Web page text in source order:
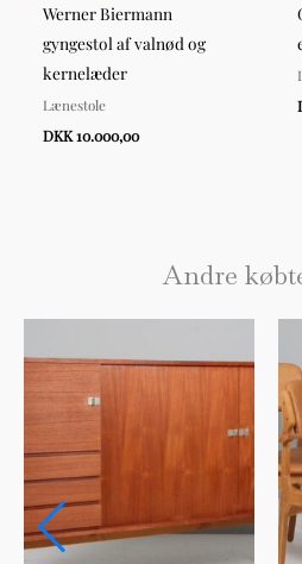
Werner Biermann
gyngestol af valnød og
kernelæder
Lænestole
DKK 10.000,00
Andre